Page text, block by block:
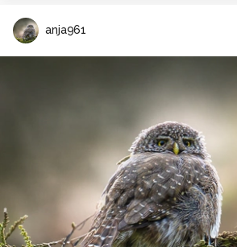
anja961